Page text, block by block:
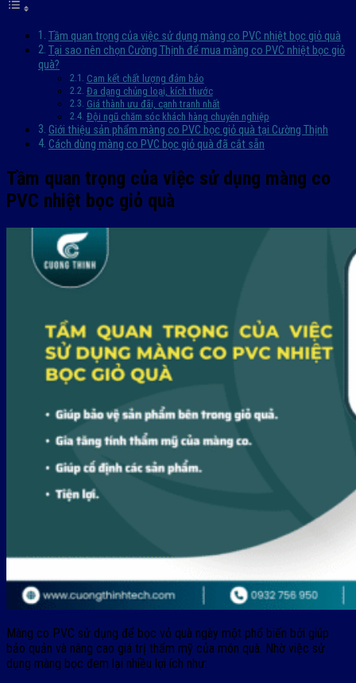
Tầm quan trọng của việc sử dụng màng co PVC nhiệt bọc giỏ quà
Tại sao nên chọn Cường Thịnh để mua màng co PVC nhiệt bọc giỏ
quà?
Cam kết chất lượng đảm bảo
Đa dạng chủng loại, kích thước
Giá thành ưu đãi, cạnh tranh nhất
Đội ngũ chăm sóc khách hàng chuyên nghiệp
Giới thiệu sản phẩm màng co PVC bọc giỏ quà tại Cường Thịnh
Cách dùng màng co PVC bọc giỏ quà đã cắt sẵn
Tầm quan trọng của việc sử dụng màng co
PVC nhiệt bọc giỏ quà
Màng co PVC sử dụng để bọc vỏ quà ngày một phổ biến bởi giúp
bảo quản và nâng cao giá trị thẩm mỹ của món quà. Nhờ việc sử
dụng màng bọc đem lại nhiều lợi ích như: